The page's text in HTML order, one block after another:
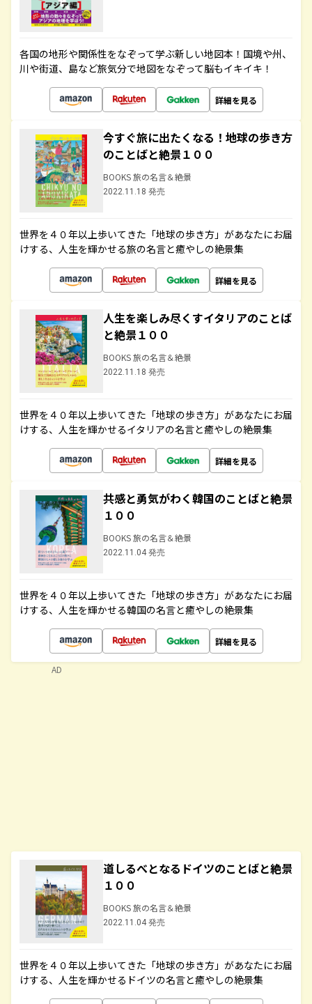
各国の地形や関係性をなぞって学ぶ新しい地図本！国境や州、
川や街道、島など旅気分で地図をなぞって脳もイキイキ！
詳細を見る
今すぐ旅に出たくなる！地球の歩き方
のことばと絶景１００
BOOKS 旅の名言＆絶景
2022.11.18 発売
世界を４０年以上歩いてきた「地球の歩き方」があなたにお届
けする、人生を輝かせる旅の名言と癒やしの絶景集
詳細を見る
人生を楽しみ尽くすイタリアのことば
と絶景１００
BOOKS 旅の名言＆絶景
2022.11.18 発売
世界を４０年以上歩いてきた「地球の歩き方」があなたにお届
けする、人生を輝かせるイタリアの名言と癒やしの絶景集
詳細を見る
共感と勇気がわく韓国のことばと絶景
１００
BOOKS 旅の名言＆絶景
2022.11.04 発売
世界を４０年以上歩いてきた「地球の歩き方」があなたにお届
けする、人生を輝かせる韓国の名言と癒やしの絶景集
詳細を見る
道しるべとなるドイツのことばと絶景
１００
BOOKS 旅の名言＆絶景
2022.11.04 発売
世界を４０年以上歩いてきた「地球の歩き方」があなたにお届
けする、人生を輝かせるドイツの名言と癒やしの絶景集
AD